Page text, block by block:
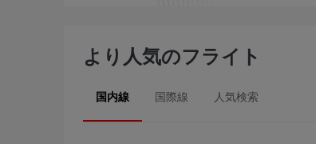
より人気のフライト
国内線 国際線 人気検索